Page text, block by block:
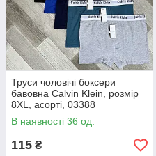
Труси чоловічі боксери
бавовна Calvin Klein, розмір
8XL, асорті, 03388
В наявності 36 од.
115 ₴